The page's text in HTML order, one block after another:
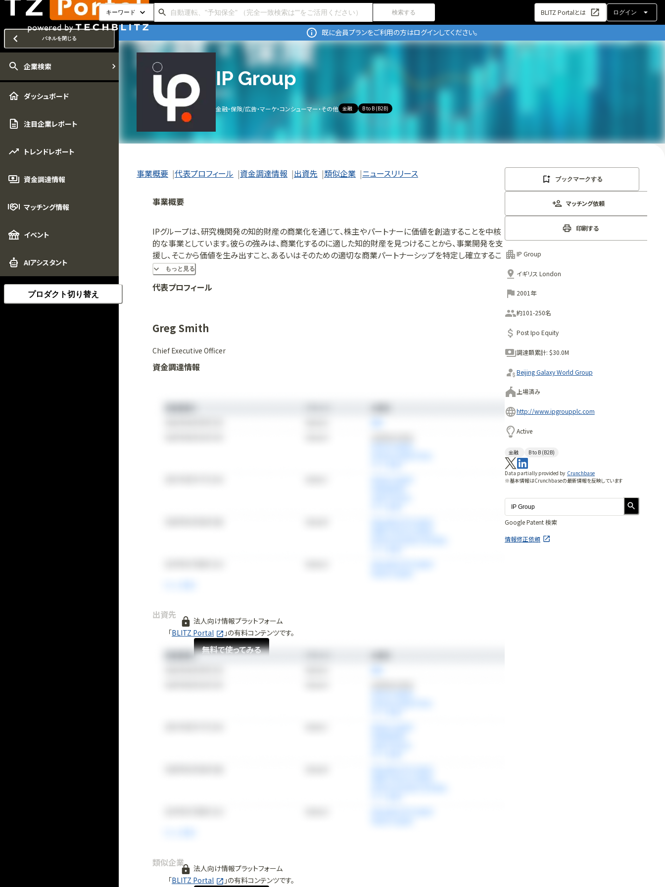
キーワード 検索する BLITZ Portalとは ログイン
パネルを閉じる
企業検索
ダッシュボード
注目企業レポート
トレンドレポート
資金調達情報
マッチング情報
イベント
AIアシスタント
プロダクト切り替え
既に会員プランをご利用の方はログインしてください。
IP Group
金融・保険/広告・マーケ・コンシューマー・その他 金融 B to B (B2B)
事業概要 代表プロフィール 資金調達情報 出資先 類似企業 ニュースリリース
事業概要
IPグループは、研究機関発の知的財産の商業化を通じて、株主やパートナーに価値を創造することを中核
的な事業としています。彼らの強みは、商業化するのに適した知的財産を見つけることから、事業開発を支
援し、そこから価値を生み出すこと、あるいはそのための適切な商業パートナーシップを特定し確立するこ
とまで、このプロセスを管理することにあるのです。IPグループは、この分野における広範な専門知識と、産
業界と金融界の両方に関する内部知識を組み合わせることで、企業、パートナー、株主のために常に優れ
た結果を出すという圧倒的な実績を作り上げてきました。
もっと見る
代表プロフィール
Greg Smith
Chief Executive Officer
資金調達情報
法人向け情報プラットフォーム
「BLITZ Portal 」の有料コンテンツです。
無料で使ってみる
出資先
法人向け情報プラットフォーム
「BLITZ Portal 」の有料コンテンツです。
類似企業
ブックマークする
マッチング依頼
印刷する
IP Group
イギリス London
2001年
約101-250名
Post Ipo Equity
調達額累計: $30.0M
Beijing Galaxy World Group
上場済み
http://www.ipgroupplc.com
Active
金融 B to B (B2B)
Data partially provided by Crunchbase
※基本情報はCrunchbaseの最新情報を反映しています
Google Patent 検索
情報修正依頼